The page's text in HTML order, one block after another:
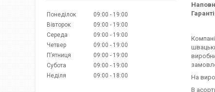
На
В
Понеділок 09:00
19:00
Вівторок
09:00
19:00
Середа
09:00
19:00
Четвер
09:00
19:00
Пʼятниця
09:00
19:00
Субота
09:00
19:00
Неділя
09:00 18:00